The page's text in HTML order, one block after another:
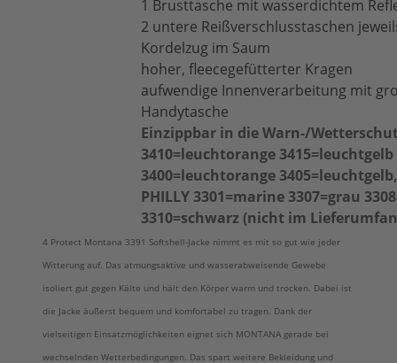
1 Brusttasche mit wasserdichtem
2 untere Reißverschlusstaschen
Kordelzug im Saum
hoher, fleecegefütterter Kragen
aufwendige Innenverarbeitung mit
Handytasche
Einzippbar in die Warn-/
3410=leuchtorange 3415=leuchtgelb
3400=leuchtorange
PHILLY 3301=marine 3307=grau
3310=schwarz (nicht im
4 Protect Montana 3391 Softshell-Jacke nimmt es mit so gut wie jeder
Witterung auf. Das atmungsaktive und wasserabweisende Gewebe
isoliert gut gegen Kälte und hält den Körper warm und trocken. Dabei ist
die Jacke äußerst bequem und komfortabel zu tragen. Dank der
vielseitigen Einsatzmöglichkeiten eignet sich MONTANA gerade bei
wechselnden Wetterbedingungen. Das spart weitere Bekleidung und